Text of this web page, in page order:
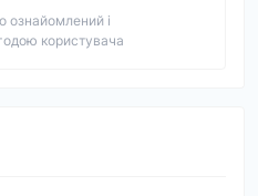
ознайомлений і
користувача